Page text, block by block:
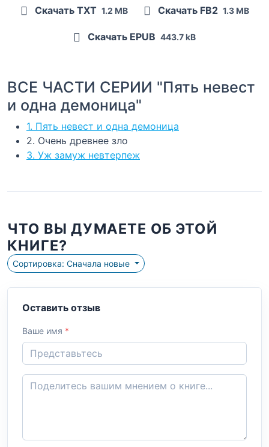
Скачать TXT 1.2 MB Скачать FB2 1.3 MB
Скачать EPUB 443.7 kB
ВСЕ ЧАСТИ СЕРИИ "Пять невест
и одна демоница"
1. Пять невест и одна демоница
2. Очень древнее зло
3. Уж замуж невтерпеж
ЧТО ВЫ ДУМАЕТЕ ОБ ЭТОЙ
КНИГЕ?
Сортировка: Сначала новые
Оставить отзыв
Ваше имя *